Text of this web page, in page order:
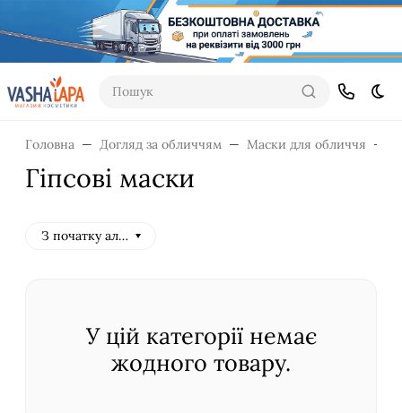
Пошук
Головна Догляд за обличчям Маски для обличчя
Гіпсові маски
З початку алфавіту
У цій категорії немає
жодного товару.